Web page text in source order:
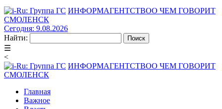
ИНФОРМАГЕНТСТВОО ЧЕМ ГОВОРИТ
СМОЛЕНСК
Сегодня: 9.08.2026
Найти:
☰
<
ИНФОРМАГЕНТСТВОО ЧЕМ ГОВОРИТ
СМОЛЕНСК
Главная
Важное